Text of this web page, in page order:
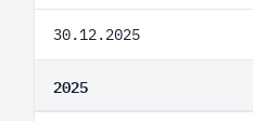
30.12.2025
2025